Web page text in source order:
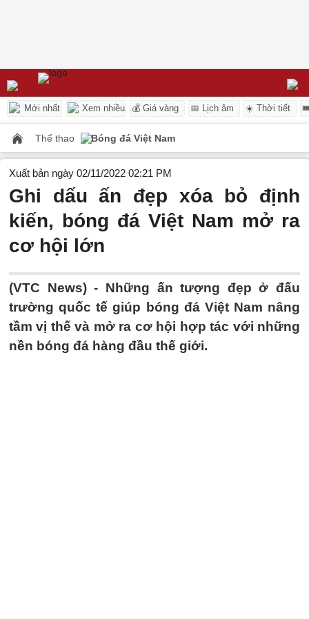
Mới nhất Xem nhiều 💰 Giá vàng 📅 Lịch âm ☀️ Thời tiết
Thể thao Bóng đá Việt Nam
Xuất bản ngày 02/11/2022 02:21 PM
Ghi dấu ấn đẹp xóa bỏ định
kiến, bóng đá Việt Nam mở ra
cơ hội lớn
(VTC News) - Những ấn tượng đẹp ở đấu
trường quốc tế giúp bóng đá Việt Nam nâng
tầm vị thế và mở ra cơ hội hợp tác với những
nền bóng đá hàng đầu thế giới.